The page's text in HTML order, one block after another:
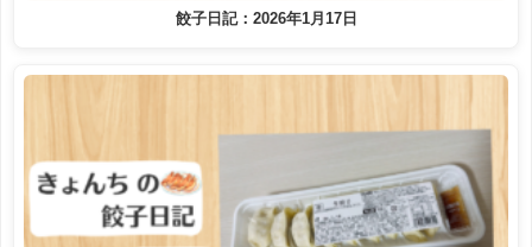
餃子日記：2026年1月17日